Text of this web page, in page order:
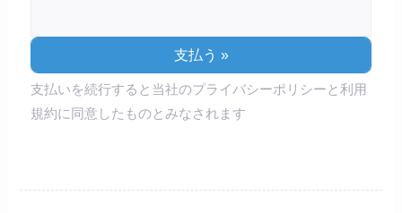
支払いを続行すると当社のプライバシーポリシーと利用
規約に同意したものとみなされます